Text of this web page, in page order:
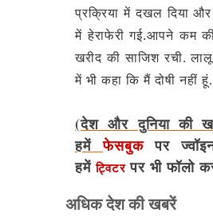
प्रक्रिया में दखल दिया
में हेराफेरी गई.आपने कम
खरीद की साजिश रची.
में भी कहा कि मैं दोषी नहीं हूं.
(देश और दुनिया की
हमेंफेसबुकपर
हमेंट्विटर पर भी फॉलो
अधिक देश की खबरें